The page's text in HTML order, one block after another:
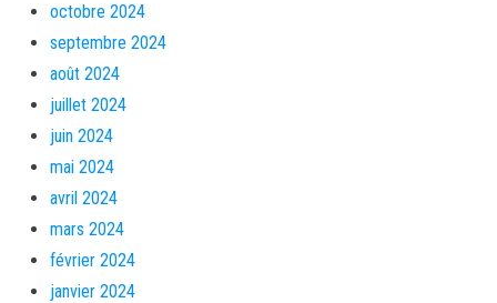
octobre 2024
septembre 2024
août 2024
juillet 2024
juin 2024
mai 2024
avril 2024
mars 2024
février 2024
janvier 2024